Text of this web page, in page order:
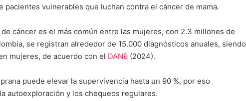
vulnerables que luchan contra el cáncer de mama.
cáncer es el más común entre las mujeres, con 2.3 millones de
se registran alrededor de 15.000 diagnósticos anuales, siendo
mujeres, de acuerdo con el DANE (2024).
puede elevar la supervivencia hasta un 90 %, por eso
autoexploración y los chequeos regulares.